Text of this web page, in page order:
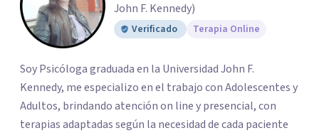
John F. Kennedy)
Verificado Terapia Online
Soy Psicóloga graduada en la Universidad John F.
Kennedy, me especializo en el trabajo con Adolescentes y
Adultos, brindando atención on line y presencial, con
terapias adaptadas según la necesidad de cada paciente